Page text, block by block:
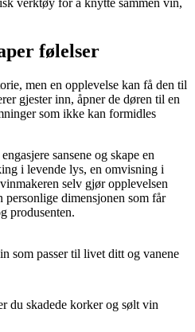
følelser
men en opplevelse kan få den til
gjester inn, åpner de døren til en
som ikke kan formidles
sansene og skape en
i levende lys, en omvisning i
selv gjør opplevelsen
personlige dimensjonen som får
produsenten.
som passer til livet ditt og vanene
du skadede korker og sølt vin